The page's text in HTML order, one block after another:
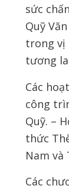
sức
Quỹ
trong vị
tương
Các
công
Quỹ. –
thức
Nam
Các